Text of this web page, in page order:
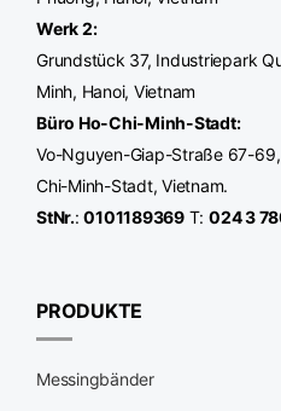
Werk2:
Grundstück 37, Industriepark
Minh, Hanoi, Vietnam
Büro Ho-Chi-Minh-Stadt:
Vo-Nguyen-Giap-Straße 67-
Chi-Minh-Stadt, Vietnam.
StNr.:0101189369T: 024 3
PRODUKTE
Messingbänder